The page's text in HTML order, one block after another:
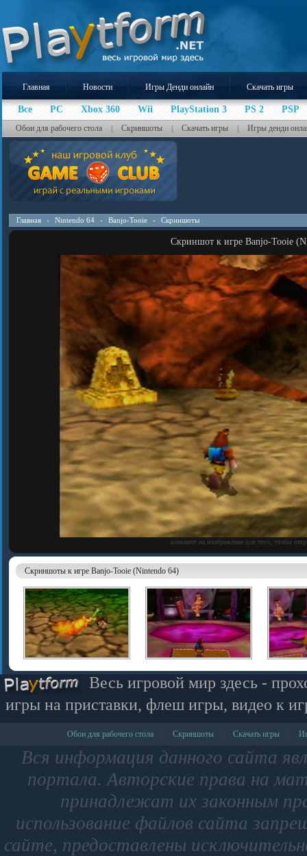
Главная Новости Игры Денди онлайн Скачать игры
Все PC Xbox 360 Wii PlayStation 3 PS 2 PSP
Обои для рабочего стола | Скриншоты | Скачать игры | Игры денди
Главная - Nintendo 64 - Banjo-Tooie - Скриншоты
Скриншот к игре Banjo-Tooie
кликните на изображение для того, чтобы
Скриншоты к игре Banjo-Tooie (Nintendo 64)
Весь игровой мир здесь -
игры на приставки, флеш игры, видео к
Обои для рабочего стола Скриншоты Скачать игры
Вся информация данного сайта
портала. Авторские права на
принадлежат их законным
использование файлов сайта
сайте, предоставлены